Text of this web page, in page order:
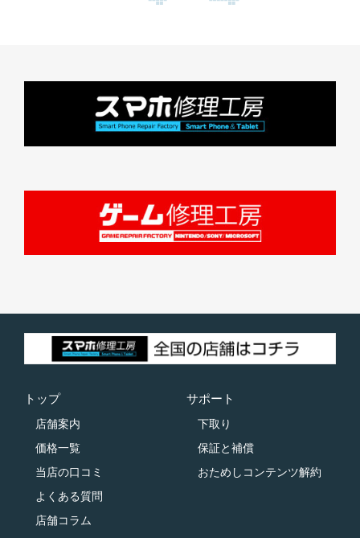
トップ
店舗案内
価格一覧
当店の口コミ
よくある質問
店舗コラム
サポート
下取り
保証と補償
おためしコンテンツ解約